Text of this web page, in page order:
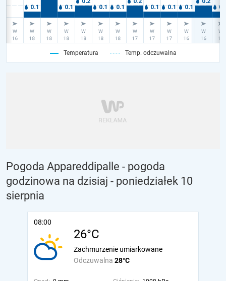
Temperatura Temp. odczuwalna
Pogoda Appareddipalle - pogoda
godzinowa na dzisiaj - poniedziałek 10
sierpnia
08:00
26°C
Odczuwalna 28°C
Zachmurzenie umiarkowane